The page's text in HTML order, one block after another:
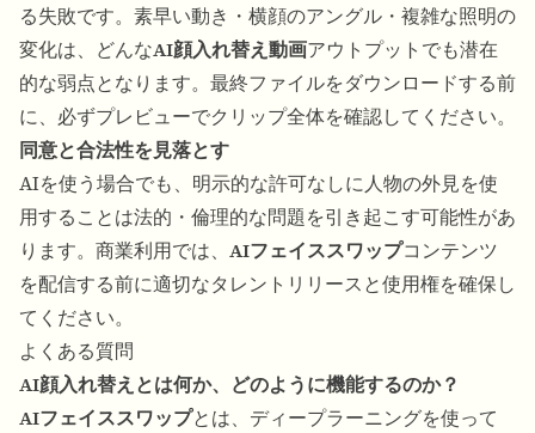
る失敗です。素早い動き・横顔のアングル・複雑な照明の
変化は、どんなAI顔入れ替え動画アウトプットでも潜在
的な弱点となります。最終ファイルをダウンロードする前
に、必ずプレビューでクリップ全体を確認してください。
同意と合法性を見落とす
AIを使う場合でも、明示的な許可なしに人物の外見を使
用することは法的・倫理的な問題を引き起こす可能性があ
ります。商業利用では、 AIフェイススワップコンテンツ
を配信する前に適切なタレントリリースと使用権を確保し
てください。
よくある質問
AI顔入れ替えとは何か、どのように機能するのか？
AIフェイススワップとは、ディープラーニングを使って